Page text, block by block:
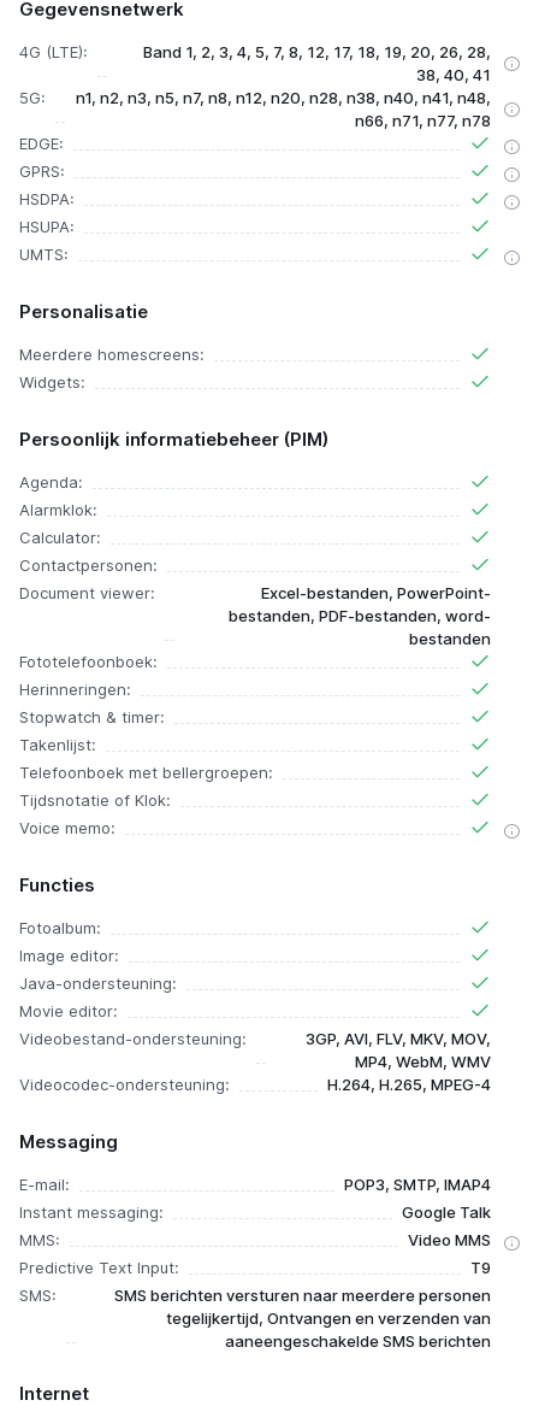
Gegevensnetwerk
4G (LTE):
Band 1, 2, 3, 4, 5, 7, 8, 12, 17, 18, 19, 20, 26, 28,
38, 40, 41
5G:
n1, n2, n3, n5, n7, n8, n12, n20, n28, n38, n40, n41, n48,
n66, n71, n77, n78
EDGE:
GPRS:
HSDPA:
HSUPA:
UMTS:
Personalisatie
Meerdere homescreens:
Widgets:
Persoonlijk informatiebeheer (PIM)
Agenda:
Alarmklok:
Calculator:
Contactpersonen:
Document viewer:
Excel-bestanden, PowerPoint-
bestanden, PDF-bestanden, word-
bestanden
Fototelefoonboek:
Herinneringen:
Stopwatch & timer:
Takenlijst:
Telefoonboek met bellergroepen:
Tijdsnotatie of Klok:
Voice memo:
Functies
Fotoalbum:
Image editor:
Java-ondersteuning:
Movie editor:
Videobestand-ondersteuning:
3GP, AVI, FLV, MKV, MOV,
MP4, WebM, WMV
Videocodec-ondersteuning:
H.264, H.265, MPEG-4
Messaging
E-mail:
POP3, SMTP, IMAP4
Instant messaging:
Google Talk
MMS:
Video MMS
Predictive Text Input:
T9
SMS:
SMS berichten versturen naar meerdere personen
tegelijkertijd, Ontvangen en verzenden van
aaneengeschakelde SMS berichten
Internet